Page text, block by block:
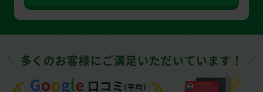
多くのお客様にご満足いただいています！